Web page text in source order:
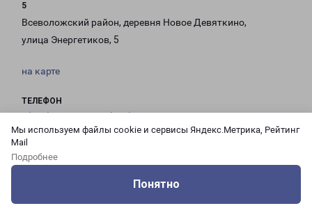
Мы используем файлы cookie и сервисы Яндекс.Метрика, Рейтинг
Mail
Подробнее
Понятно
5
Всеволожский район, деревня Новое Девяткино,
улица Энергетиков, 5
на карте
ТЕЛЕФОН
EMAIL
pecom@pecom.ru